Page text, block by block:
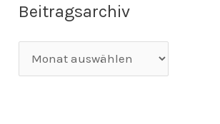
Beitragsarchiv